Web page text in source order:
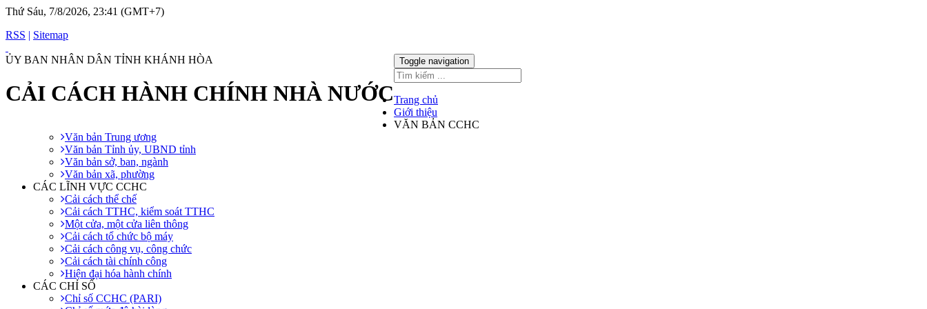
Thứ Sáu, 7/8/2026, 23:41 (GMT+7)
RSS | Sitemap
ỦY BAN NHÂN DÂN TỈNH KHÁNH HÒA
CẢI CÁCH HÀNH CHÍNH NHÀ NƯỚC
Toggle navigation
Trang chủ
Giới thiệu
VĂN BẢN CCHC
Văn bản Trung ương
Văn bản Tỉnh ủy, UBND tỉnh
Văn bản sở, ban, ngành
Văn bản xã, phường
CÁC LĨNH VỰC CCHC
Cải cách thể chế
Cải cách TTHC, kiểm soát TTHC
Một cửa, một cửa liên thông
Cải cách tổ chức bộ máy
Cải cách công vụ, công chức
Cải cách tài chính công
Hiện đại hóa hành chính
CÁC CHỈ SỐ
Chỉ số CCHC (PARI)